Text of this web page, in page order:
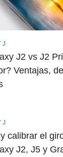
J
J2 vs J2
Ventajas,
J
calibrar el
J2, J5 y